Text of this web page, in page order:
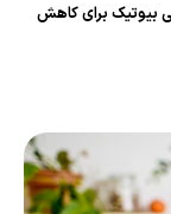
بیوتیک برای کاهش